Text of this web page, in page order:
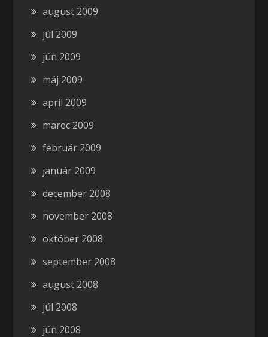
august 2009
júl 2009
jún 2009
máj 2009
apríl 2009
marec 2009
február 2009
január 2009
december 2008
november 2008
október 2008
september 2008
august 2008
júl 2008
jún 2008